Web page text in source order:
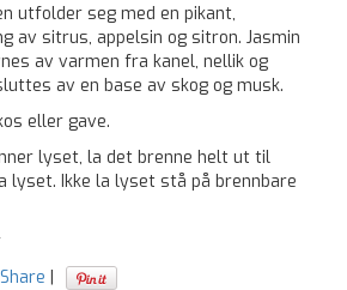
utfolder seg med en pikant,
av sitrus, appelsin og sitron. Jasmin
av varmen fra kanel, nellik og
av en base av skog og musk.
eller gave.
lyset, la det brenne helt ut til
lyset. Ikke la lyset stå på brennbare
Share |